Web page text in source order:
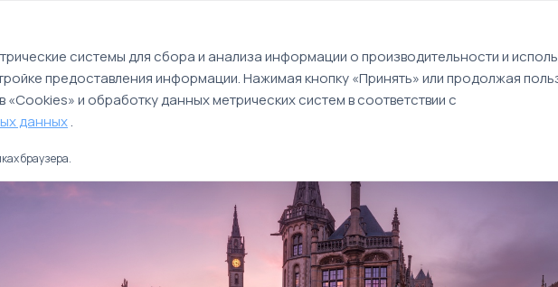
Россия Туры Круизы Идеи путешествий
системы для сбора и анализа информации о производительности и
предоставления информации. Нажимая кнопку «Принять» или продолжая
и обработку данных метрических систем в соответствии с
данных.
браузера.